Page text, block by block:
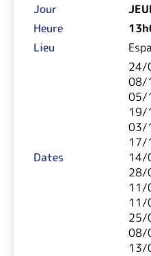
Jour
Heure
Lieu
Dates
24/
08/
05/
19/
03/
17/
14/
28/
11/
11/
25/
08/
13/